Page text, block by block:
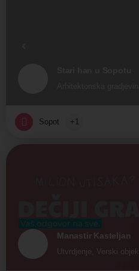
Sopot +1
Manastir Kasteljan
Utvrdjenje, Verski